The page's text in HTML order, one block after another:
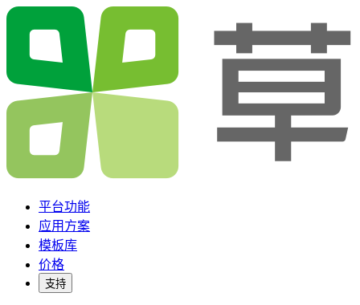
平台功能
应用方案
模板库
价格
支持